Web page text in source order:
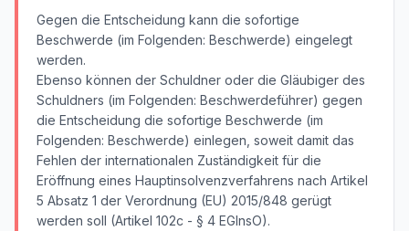
Gegen die Entscheidung kann die sofortige
Beschwerde (im Folgenden: Beschwerde) eingelegt
werden.
Ebenso können der Schuldner oder die Gläubiger des
Schuldners (im Folgenden: Beschwerdeführer) gegen
die Entscheidung die sofortige Beschwerde (im
Folgenden: Beschwerde) einlegen, soweit damit das
Fehlen der internationalen Zuständigkeit für die
Eröffnung eines Hauptinsolvenzverfahrens nach Artikel
5 Absatz 1 der Verordnung (EU) 2015/848 gerügt
werden soll (Artikel 102c - § 4 EGInsO).